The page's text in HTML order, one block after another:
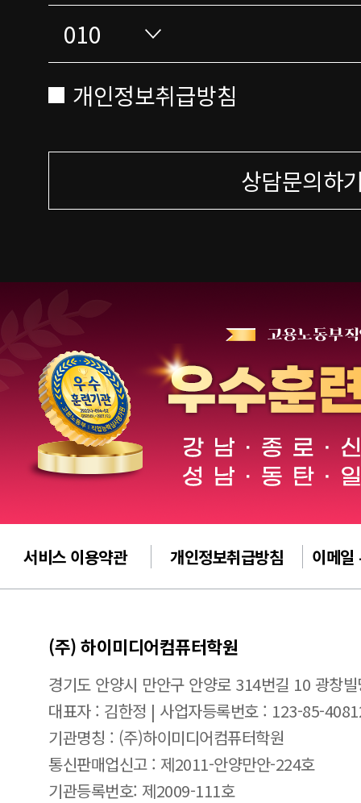
개인정보취급방침
상담문의하
서비스 이용약관 개인정보취급방침 이메일
(주) 하이미디어컴퓨터학원
경기도 안양시 만안구 안양로 314번길 10 광창
대표자 : 김한정 | 사업자등록번호 : 123-85-
기관명칭 : (주)하이미디어컴퓨터학원
통신판매업신고 : 제2011-안양만안-224호
기관등록번호: 제2009-111호